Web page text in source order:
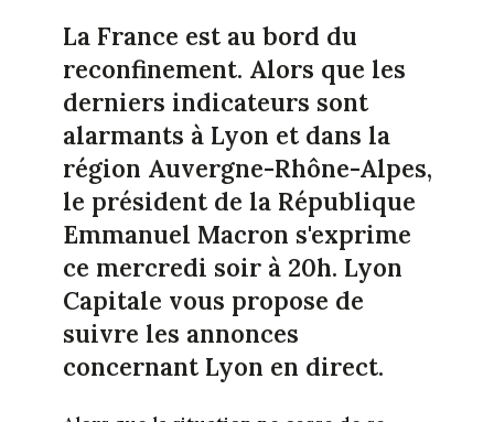
La France est au bord du
reconfinement. Alors que les
derniers indicateurs sont
alarmants à Lyon et dans la
région Auvergne-Rhône-Alpes,
le président de la République
Emmanuel Macron s'exprime
ce mercredi soir à 20h. Lyon
Capitale vous propose de
suivre les annonces
concernant Lyon en direct.